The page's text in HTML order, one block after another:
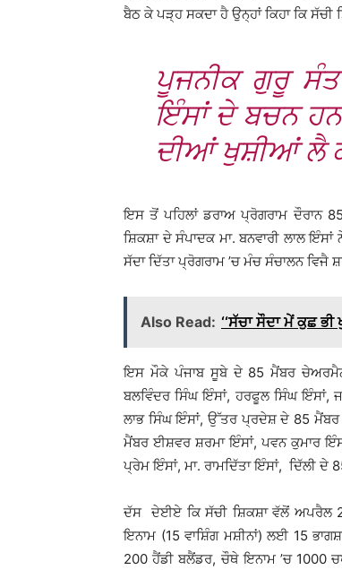
ਬੈਠ ਕੇ ਪੜ੍ਹ ਸਕਦਾ ਹੈ ਉਨ੍ਹਾਂ ਕਿਹਾ ਕਿ
ਪੂਜਨੀਕ ਗੁਰੂ ਸੰਤ
ਇੰਸਾਂ ਦੇ ਬਚਨ ਹਨ
ਦੀਆਂ ਖੁਸ਼ੀਆਂ ਲੈ
ਇਸ ਤੋਂ ਪਹਿਲਾਂ ਡਰਾਅ ਪ੍ਰੋਗਰਾਮ ਦੌਰਾਨ
ਸ਼ਿਕਸ਼ਾ ਦੇ ਸੰਪਾਦਕ ਮਾ. ਬਨਵਾਰੀ ਲਾਲ
ਸੱਦਾ ਦਿੱਤਾ ਪ੍ਰੋਗਰਾਮ ’ਚ ਮੰਚ ਸੰਚਾਲਨ ਵਿਜੈ
Also Read: ‘‘ਸੱਚਾ ਸੌਦਾ ਮੇਂ ਕੁਛ
ਇਸ ਮੌਕੇ ਪੰਜਾਬ ਸੂਬੇ ਦੇ 85 ਮੈਂਬਰ
ਬਲਵਿੰਦਰ ਸਿੰਘ ਇੰਸਾਂ, ਹਰਫੂਲ ਸਿੰਘ ਇੰਸਾਂ,
ਲਾਭ ਸਿੰਘ ਇੰਸਾਂ, ਉੱਤਰ ਪ੍ਰਦੇਸ਼ ਦੇ 85 ਮੈਂਬਰ
ਮੈਂਬਰ ਈਸ਼ਵਰ ਸ਼ਰਮਾ ਇੰਸਾਂ, ਪਵਨ ਕੁਮਾਰ
ਪ੍ਰੇਮ ਇੰਸਾਂ, ਮਾ. ਰਾਮਦਿੱਤਾ ਇੰਸਾਂ, ਦਿੱਲੀ ਦੇ
ਦੱਸ ਦੇਈਏ ਕਿ ਸੱਚੀ ਸ਼ਿਕਸ਼ਾ ਵੱਲੋਂ ਅਪਰੈਲ
ਇਨਾਮ (15 ਵਾਸ਼ਿੰਗ ਮਸ਼ੀਨਾਂ) ਲਈ 15
200 ਹੈਂਡੀ ਬਲੈਂਡਰ, ਚੌਥੇ ਇਨਾਮ ’ਚ 1000